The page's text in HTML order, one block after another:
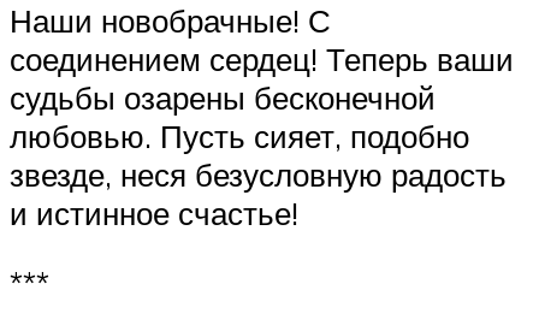
Наши новобрачные! С
соединением сердец! Теперь ваши
судьбы озарены бесконечной
любовью. Пусть сияет, подобно
звезде, неся безусловную радость
и истинное счастье!
***